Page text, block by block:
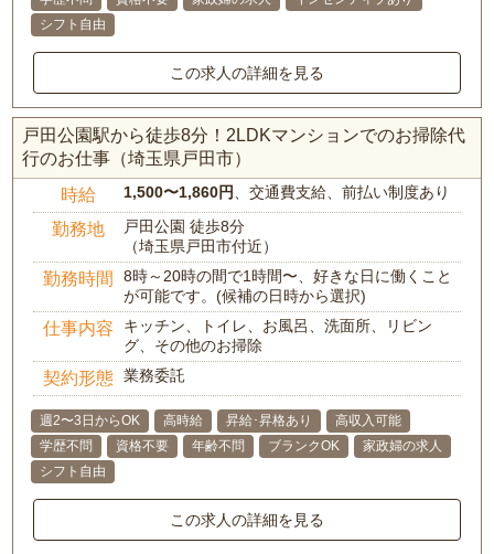
シフト自由
この求人の詳細を見る
戸田公園駅から徒歩8分！2LDKマンションでのお掃除代
行のお仕事（埼玉県戸田市）
時給 1,500〜1,860円 、交通費支給、前払い制度あり
勤務地
戸田公園 徒歩8分
（埼玉県戸田市付近）
勤務時間
8時～20時の間で1時間〜、好きな日に働くこと
が可能です。(候補の日時から選択)
仕事内容
キッチン、トイレ、お風呂、洗面所、リビン
グ、その他のお掃除
契約形態 業務委託
週2〜3日からOK 高時給 昇給･昇格あり
高収入可能
学歴不問
資格不要 年齢不問 ブランクOK
家政婦の求人
シフト自由
この求人の詳細を見る